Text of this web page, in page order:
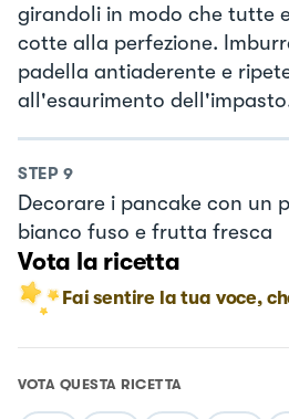
girandoli in modo che tutte
cotte alla perfezione.
padella antiaderente e
all'esaurimento
STEP 9
Decorare i pancake con un
bianco fuso e frutta fresca
Vota la ricetta
Fai sentire la tua voce,
VOTA QUESTA RICETTA